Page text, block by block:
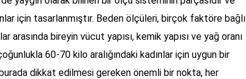
için tasarlanmıştır. Beden ölçüleri, birçok faktöre bağlı
bireyin vücut yapısı, kemik yapısı ve yağ oranı
60-70 kilo aralığındaki kadınlar için uygun bir
dikkat edilmesi gereken önemli bir nokta, her